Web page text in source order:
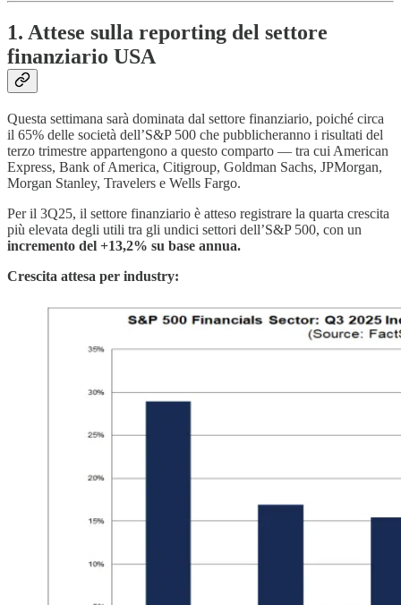
1. Attese sulla reporting del settore
finanziario USA
Questa settimana sarà dominata dal settore finanziario, poiché circa
il 65% delle società dell’S&P 500 che pubblicheranno i risultati del
terzo trimestre appartengono a questo comparto — tra cui American
Express, Bank of America, Citigroup, Goldman Sachs, JPMorgan,
Morgan Stanley, Travelers e Wells Fargo.
Per il 3Q25, il settore finanziario è atteso registrare la quarta crescita
più elevata degli utili tra gli undici settori dell’S&P 500, con un
incremento del +13,2% su base annua.
Crescita attesa per industry: